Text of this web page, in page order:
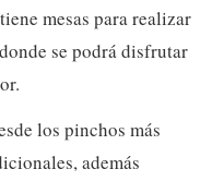
mesas para realizar
se podrá disfrutar
los pinchos más
además